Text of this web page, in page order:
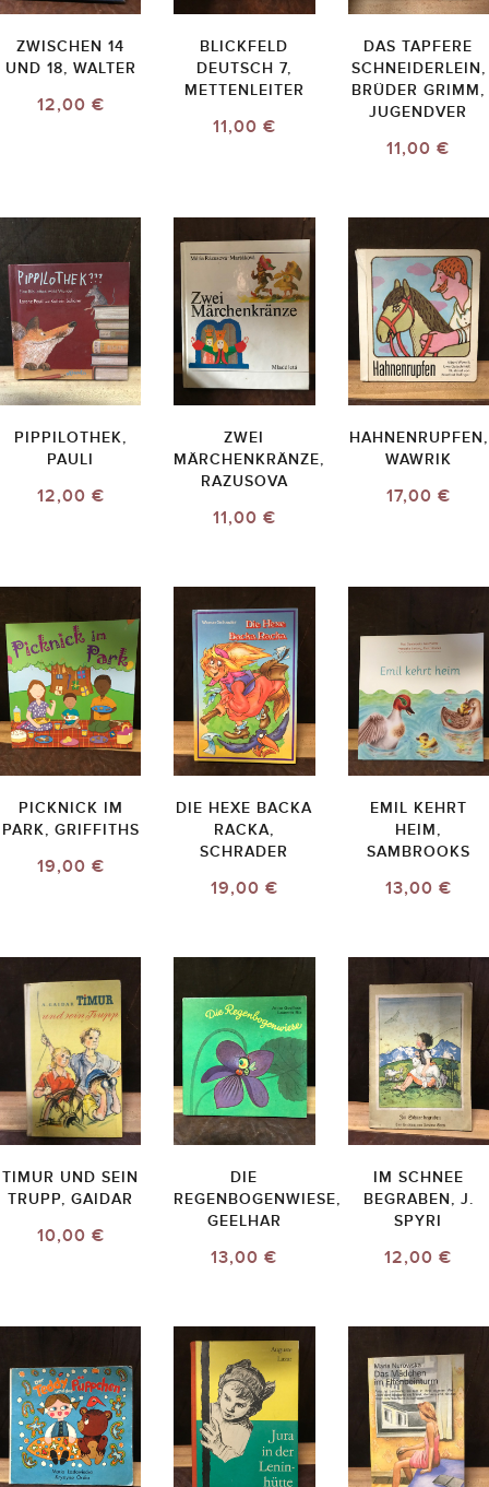
ZWISCHEN 14
UND 18, WALTER
12,00 €
BLICKFELD
DEUTSCH 7,
METTENLEITER
11,00 €
DAS TAPFERE
SCHNEIDERLEIN,
BRÜDER GRIMM,
JUGENDVER
11,00 €
PIPPILOTHEK,
PAULI
12,00 €
ZWEI
MÄRCHENKRÄNZE,
RAZUSOVA
11,00 €
HAHNENRUPFEN,
WAWRIK
17,00 €
PICKNICK IM
PARK, GRIFFITHS
19,00 €
DIE HEXE BACKA
RACKA,
SCHRADER
19,00 €
EMIL KEHRT
HEIM,
SAMBROOKS
13,00 €
TIMUR UND SEIN
TRUPP, GAIDAR
10,00 €
DIE
REGENBOGENWIESE,
GEELHAR
13,00 €
IM SCHNEE
BEGRABEN, J.
SPYRI
12,00 €